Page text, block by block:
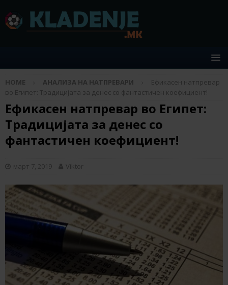
HOME АНАЛИЗА НА НАТПРЕВАРИ
Ефикасен натпревар
во Египет: Традицијата за денес со фантастичен коефициент!
Ефикасен натпревар во Египет:
Традицијата за денес со
фантастичен коефициент!
март 7, 2019 Viktor